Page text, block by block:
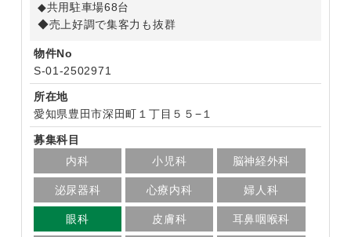
◆共用駐車場68台
◆売上好調で集客力も抜群
物件No
S-01-2502971
所在地
愛知県豊田市深田町１丁目５５−１
募集科目
内科
小児科 脳神経外科
泌尿器科 心療内科 婦人科
眼科 皮膚科 耳鼻咽喉科